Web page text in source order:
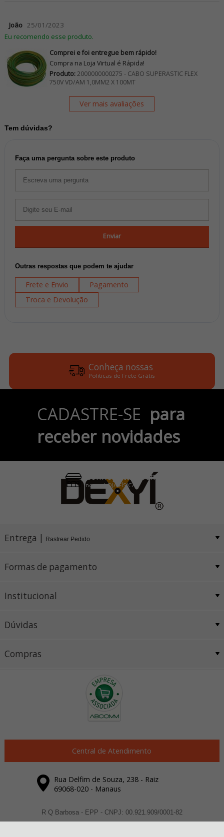
João 25/01/2023
Eu recomendo esse produto.
Comprei e foi entregue bem rápido!
Compra na Loja Virtual é Rápida!
Produto:2000000000275 - CABO SUPERASTIC FLEX
750V VD/AM 1,0MM2 X 100MT
Ver mais avaliações
Tem dúvidas?
Faça uma pergunta sobre este produto
Enviar
Outras respostas que podem te ajudar
Frete e Envio
Pagamento
Troca e Devolução
Conheça nossas
Politicas de Frete Grátis
no Cartão de Crédito
Pix e Boleto
Conheça também
nossa LOJA FÍSICA
CADASTRE-SE para
receber novidades
Entrega | Rastrear Pedido
Formas de pagamento
Institucional
Dúvidas
Compras
Central de Atendimento
Rua Delfim de Souza, 238 - Raiz
69068-020 - Manaus
R Q Barbosa - EPP - CNPJ: 00.921.909/0001-82